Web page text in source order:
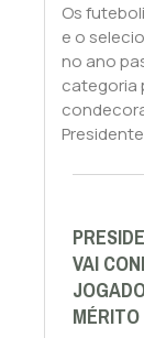
Os
e o
no ano
categoria
VAI
MÉRITO